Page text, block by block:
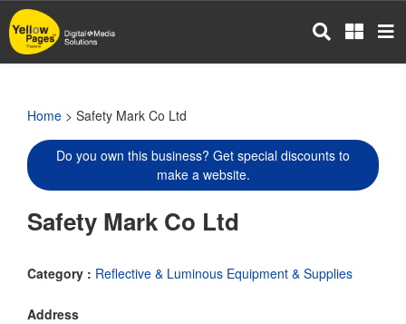
Skip
to
main
Home > Safety Mark Co Ltd
Do you own this business? Get special discounts to
make a website.
Safety Mark Co Ltd
Category : Reflective & Luminous Equipment & Supplies
Address